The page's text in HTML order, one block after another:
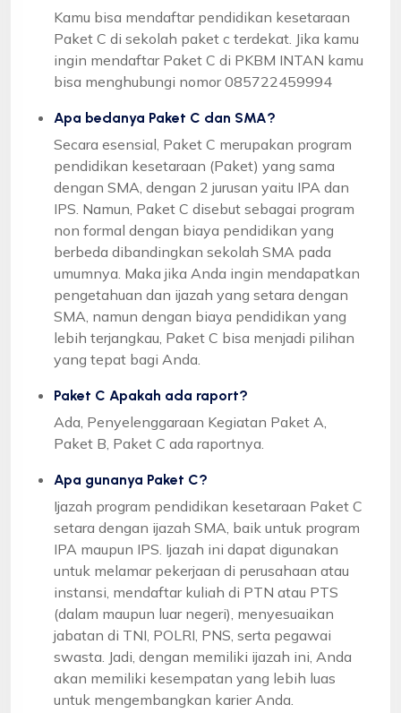
Kamu bisa mendaftar pendidikan kesetaraan
Paket C di sekolah paket c terdekat. Jika kamu
ingin mendaftar Paket C di PKBM INTAN kamu
bisa menghubungi nomor 085722459994
Apa bedanya Paket C dan SMA?
Secara esensial, Paket C merupakan program
pendidikan kesetaraan (Paket) yang sama
dengan SMA, dengan 2 jurusan yaitu IPA dan
IPS. Namun, Paket C disebut sebagai program
non formal dengan biaya pendidikan yang
berbeda dibandingkan sekolah SMA pada
umumnya. Maka jika Anda ingin mendapatkan
pengetahuan dan ijazah yang setara dengan
SMA, namun dengan biaya pendidikan yang
lebih terjangkau, Paket C bisa menjadi pilihan
yang tepat bagi Anda.
Paket C Apakah ada raport?
Ada, Penyelenggaraan Kegiatan Paket A,
Paket B, Paket C ada raportnya.
Apa gunanya Paket C?
Ijazah program pendidikan kesetaraan Paket C
setara dengan ijazah SMA, baik untuk program
IPA maupun IPS. Ijazah ini dapat digunakan
untuk melamar pekerjaan di perusahaan atau
instansi, mendaftar kuliah di PTN atau PTS
(dalam maupun luar negeri), menyesuaikan
jabatan di TNI, POLRI, PNS, serta pegawai
swasta. Jadi, dengan memiliki ijazah ini, Anda
akan memiliki kesempatan yang lebih luas
untuk mengembangkan karier Anda.